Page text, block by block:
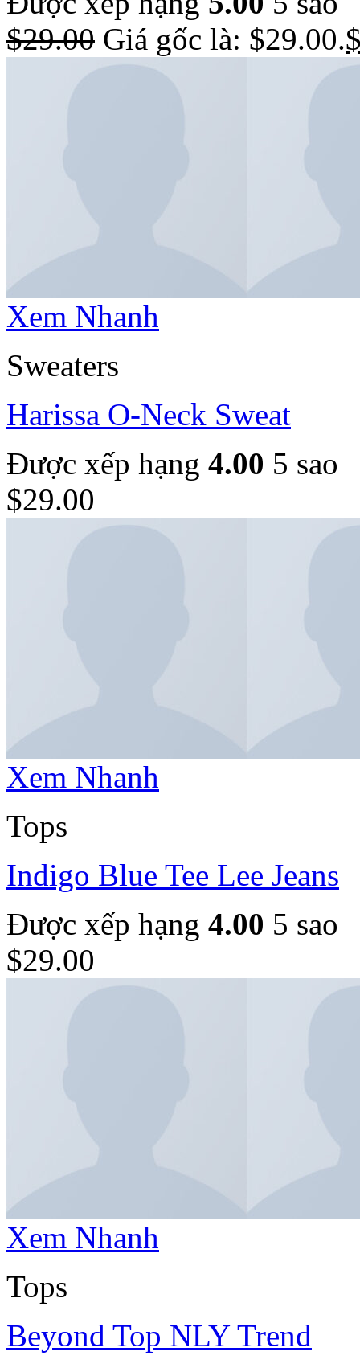
$29.00 Giá gốc là: $29.00.
Xem Nhanh
Sweaters
Harissa O-Neck Sweat
Được xếp hạng 4.00 5 sao
$29.00
Xem Nhanh
Tops
Indigo Blue Tee Lee Jeans
Được xếp hạng 4.00 5 sao
$29.00
Xem Nhanh
Tops
Beyond Top NLY Trend